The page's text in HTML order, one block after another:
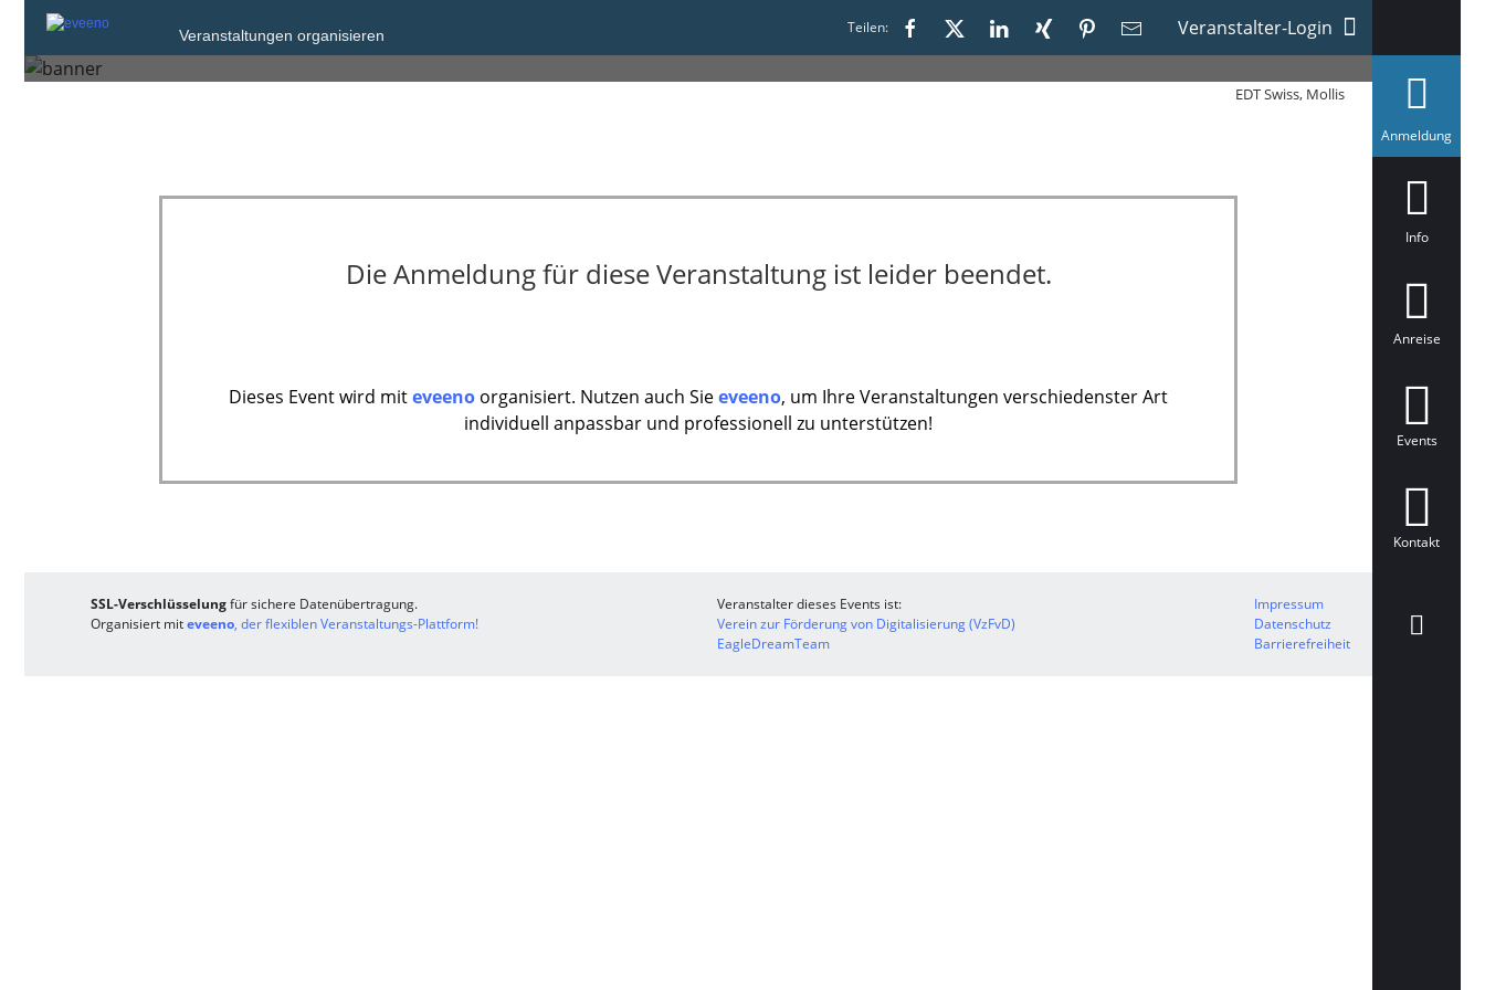
Veranstaltungen organisieren Teilen: Veranstalter-Login
Kressbronn am Bodensee
EDT Swiss, Mollis
Anmeldunga
Info
Anreise
Events
Kontakt
Die Anmeldung für diese Veranstaltung ist leider beendet.
Dieses Event wird miteveeno organisiert. Nutzen auch Sieeveeno, um Ihre Veranstaltungen verschiedenster Art
individuell anpassbar und professionell zu unterstützen!
SSL-Verschlüsselungfür sichere Datenübertragung.
Organisiert miteveeno, der flexiblen Veranstaltungs-Plattform!
Veranstalter dieses Events ist:
Verein zur Förderung von Digitalisierung (VzFvD)
EagleDreamTeam
Impressum
Datenschutz
Barrierefreiheit